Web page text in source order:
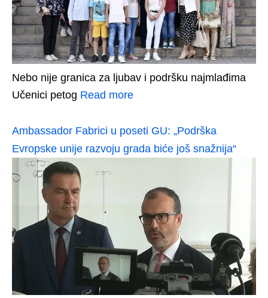
Nebo nije granica za ljubav i podršku najmlađima
Učenici petog Read more
Ambassador Fabrici u poseti GU: „Podrška
Evropske unije razvoju grada biće još snažnija“